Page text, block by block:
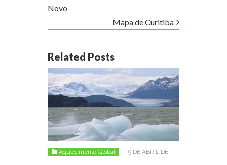
Novo
Mapa de Curitiba
Related Posts
Aquecimento Global
9 DE ABRIL DE